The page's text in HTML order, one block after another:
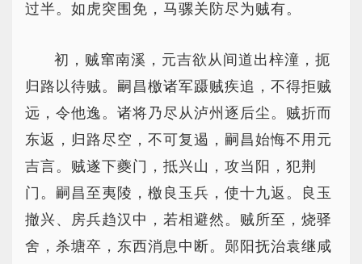
过半。如虎突围免，马骡关防尽为贼有。
初，贼窜南溪，元吉欲从间道出梓潼，扼
归路以待贼。嗣昌檄诸军蹑贼疾追，不得拒贼
远，令他逸。诸将乃尽从泸州逐后尘。贼折而
东返，归路尽空，不可复遏，嗣昌始悔不用元
吉言。贼遂下夔门，抵兴山，攻当阳，犯荆
门。嗣昌至夷陵，檄良玉兵，使十九返。良玉
撤兴、房兵趋汉中，若相避然。贼所至，烧驿
舍，杀塘卒，东西消息中断。郧阳抚治袁继咸